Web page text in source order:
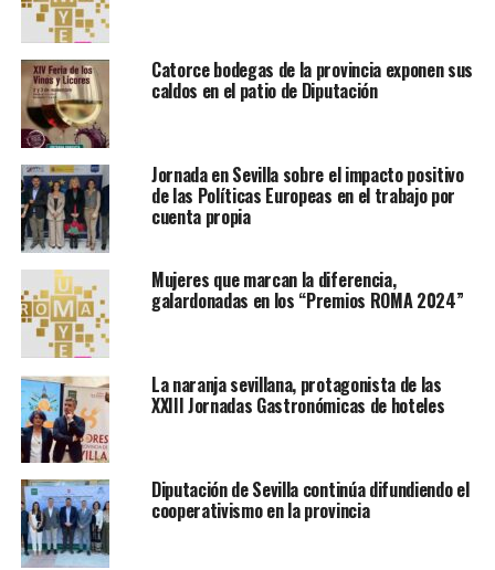
Catorce bodegas de la provincia exponen sus
caldos en el patio de Diputación
Jornada en Sevilla sobre el impacto positivo
de las Políticas Europeas en el trabajo por
cuenta propia
Mujeres que marcan la diferencia,
galardonadas en los “Premios ROMA 2024”
La naranja sevillana, protagonista de las
XXIII Jornadas Gastronómicas de hoteles
Diputación de Sevilla continúa difundiendo el
cooperativismo en la provincia